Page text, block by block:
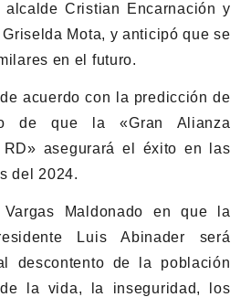
Cristian Encarnación y
Mota, y anticipó que se
en el futuro.
acuerdo con la predicción de
de que la «Gran Alianza
RD» asegurará el éxito en las
del 2024.
Maldonado en que la
Luis Abinader será
descontento de la población
la vida, la inseguridad, los